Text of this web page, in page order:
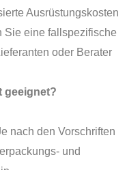
Ausrüstungskosten
Sie eine fallspezifische
oder Berater
geeignet?
nach den Vorschriften
und